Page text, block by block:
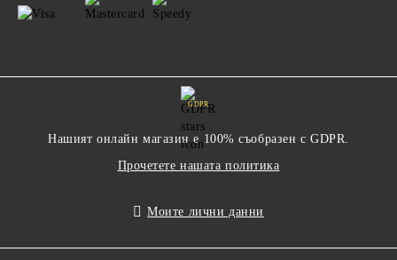
GDPR
Нашият онлайн магазин е 100% съобразен с GDPR.
Прочетете нашата политика
Моите лични данни